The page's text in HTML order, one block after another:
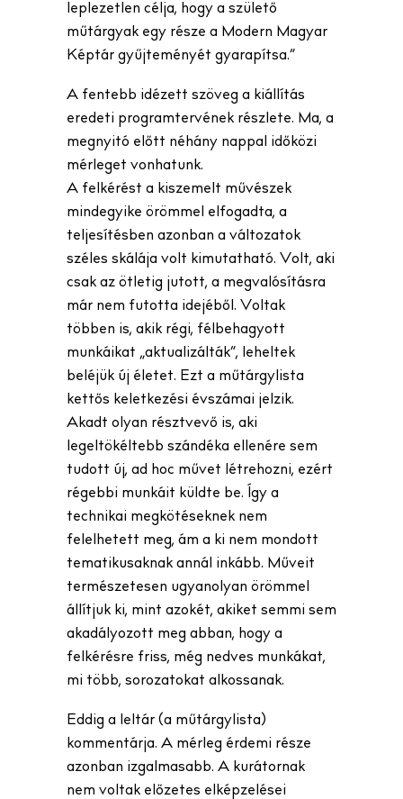
leplezetlen célja, hogy a születő
műtárgyak egy része a Modern Magyar
Képtár gyűjteményét gyarapítsa.”
A fentebb idézett szöveg a kiállítás
eredeti programtervének részlete. Ma, a
megnyitó előtt néhány nappal időközi
mérleget vonhatunk.
A felkérést a kiszemelt művészek
mindegyike örömmel elfogadta, a
teljesítésben azonban a változatok
széles skálája volt kimutatható. Volt, aki
csak az ötletig jutott, a megvalósításra
már nem futotta idejéből. Voltak
többen is, akik régi, félbehagyott
munkáikat „aktualizálták”, leheltek
beléjük új életet. Ezt a műtárgylista
kettős keletkezési évszámai jelzik.
Akadt olyan résztvevő is, aki
legeltökéltebb szándéka ellenére sem
tudott új, ad hoc művet létrehozni, ezért
régebbi munkáit küldte be. Így a
technikai megkötéseknek nem
felelhetett meg, ám a ki nem mondott
tematikusaknak annál inkább. Műveit
természetesen ugyanolyan örömmel
állítjuk ki, mint azokét, akiket semmi sem
akadályozott meg abban, hogy a
felkérésre friss, még nedves munkákat,
mi több, sorozatokat alkossanak.
Eddig a leltár (a műtárgylista)
kommentárja. A mérleg érdemi része
azonban izgalmasabb. A kurátornak
nem voltak előzetes elképzelései